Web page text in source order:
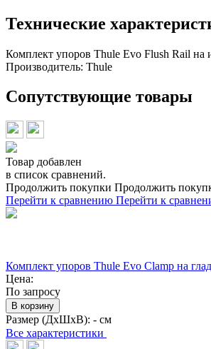
Технические
Комплект упоров Thule Evo Flush Rail на
Производитель: Thule
Сопутствующие товары
Товар добавлен
в список сравнений.
Продолжить покупки Продолжить
Перейти к сравнению Перейти к
Комплект упоров Thule Evo Clamp на
Цена:
По запросу
В корзину
Размер (ДхШхВ): - см
Все характеристики